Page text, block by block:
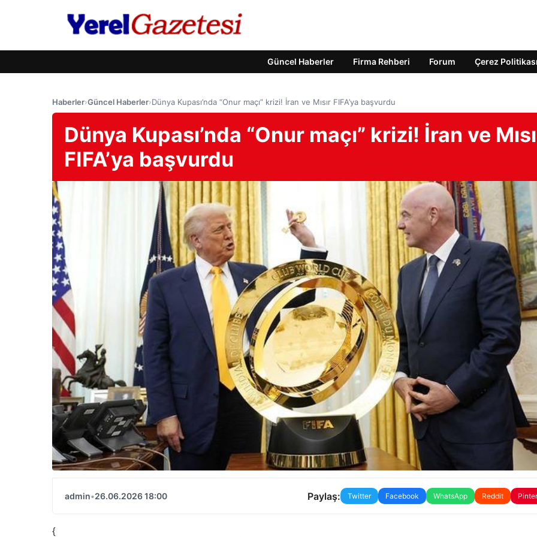
Güncel Haberler Firma Rehberi Forum Çerez Politikası
Haberler›Güncel Haberler›Dünya Kupası’nda “Onur maçı” krizi! İran ve Mısır FIFA’ya başvurdu
Dünya Kupası’nda “Onur maçı” krizi! İran ve
FIFA’ya başvurdu
admin•26.06.2026 18:00 Paylaş: Twitter Facebook WhatsApp Reddit
{